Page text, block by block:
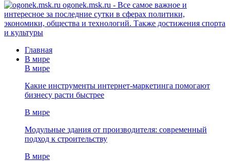
ogonek.msk.ru - Все самое важное и
интересное за последние сутки в сферах политики,
экономики, общества и технологий. Также достижения спорта
и культуры
Главная
В мире
В мире
Какие инструменты интернет-маркетинга помогают
бизнесу расти быстрее
В мире
Модульные здания от производителя: современный
подход к строительству
В мире